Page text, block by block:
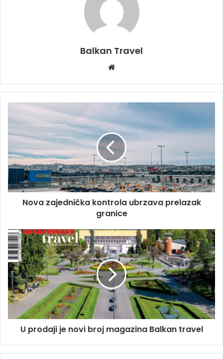
Balkan Travel
b
s
t
e
Nova zajednička kontrola ubrzava prelazak
granice
U prodaji je novi broj magazina Balkan travel